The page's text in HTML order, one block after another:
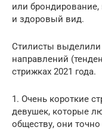
или
и здоровый вид.
Стилисты
направлений
стрижках 2021 года.
1. Очень короткие
девушек, которые
обществу, они